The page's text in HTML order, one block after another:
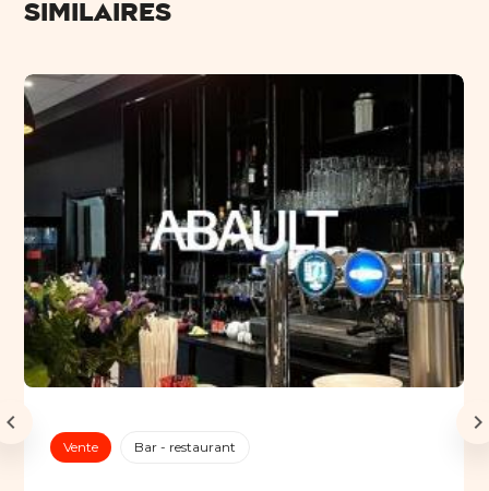
similaires
Vente Bar - restaurant